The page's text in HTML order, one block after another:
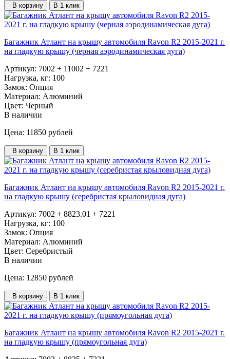
В корзину В 1 клик
Багажник Атлант на крышу автомобиля Ravon R2 2015-2021 г.
на гладкую крышу (черная аэродинамическая дуга)
Артикул: 7002 + 11002 + 7221
Нагрузка, кг: 100
Замок: Опция
Материал: Алюминий
Цвет: Черный
В наличии
Цена: 11850 рублей
В корзину В 1 клик
Багажник Атлант на крышу автомобиля Ravon R2 2015-2021 г.
на гладкую крышу (серебристая крыловидная дуга)
Артикул: 7002 + 8823.01 + 7221
Нагрузка, кг: 100
Замок: Опция
Материал: Алюминий
Цвет: Серебристый
В наличии
Цена: 12850 рублей
В корзину В 1 клик
Багажник Атлант на крышу автомобиля Ravon R2 2015-2021 г.
на гладкую крышу (прямоугольная дуга)